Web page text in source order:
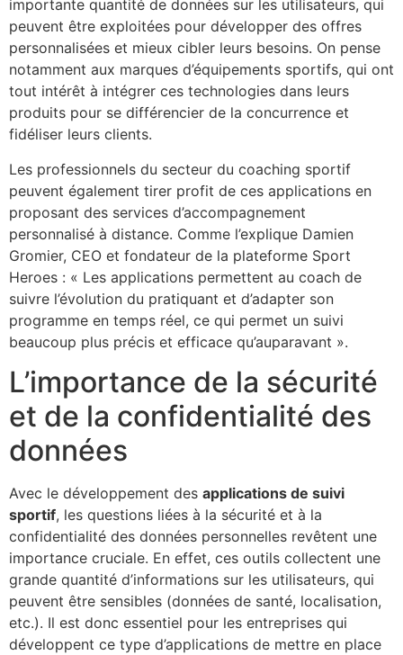
importante quantité de données sur les utilisateurs, qui
peuvent être exploitées pour développer des offres
personnalisées et mieux cibler leurs besoins. On pense
notamment aux marques d’équipements sportifs, qui ont
tout intérêt à intégrer ces technologies dans leurs
produits pour se différencier de la concurrence et
fidéliser leurs clients.
Les professionnels du secteur du coaching sportif
peuvent également tirer profit de ces applications en
proposant des services d’accompagnement
personnalisé à distance. Comme l’explique Damien
Gromier, CEO et fondateur de la plateforme Sport
Heroes : « Les applications permettent au coach de
suivre l’évolution du pratiquant et d’adapter son
programme en temps réel, ce qui permet un suivi
beaucoup plus précis et efficace qu’auparavant ».
L’importance de la sécurité
et de la confidentialité des
données
Avec le développement des applications de suivi
sportif, les questions liées à la sécurité et à la
confidentialité des données personnelles revêtent une
importance cruciale. En effet, ces outils collectent une
grande quantité d’informations sur les utilisateurs, qui
peuvent être sensibles (données de santé, localisation,
etc.). Il est donc essentiel pour les entreprises qui
développent ce type d’applications de mettre en place